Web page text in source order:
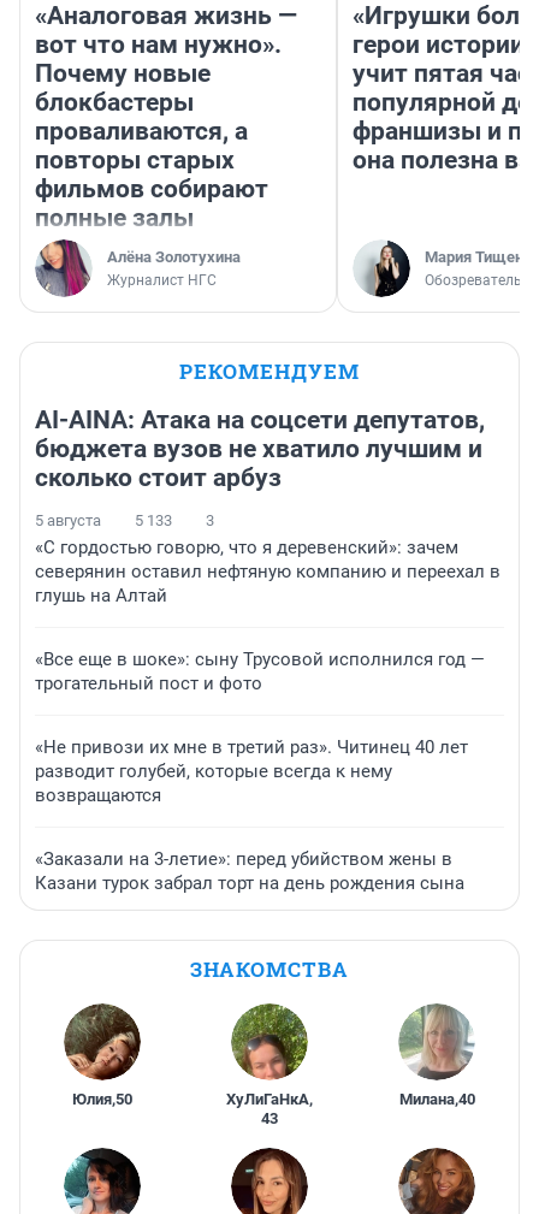
«Аналоговая жизнь —
вот что нам нужно».
Почему новые
блокбастеры
проваливаются, а
повторы старых
фильмов собирают
полные залы
Алёна Золотухина
Журналист НГС
«Игрушки
герои
учит пятая
популярной
франшизы и
она полезна
Мария Тищенко
Обозреватель
РЕКОМЕНДУЕМ
AI-AINA: Атака на соцсети депутатов,
бюджета вузов не хватило лучшим и
сколько стоит арбуз
5 августа 5 133 3
«С гордостью говорю, что я деревенский»: зачем
северянин оставил нефтяную компанию и переехал в
глушь на Алтай
«Все еще в шоке»: сыну Трусовой исполнился год —
трогательный пост и фото
«Не привози их мне в третий раз». Читинец 40 лет
разводит голубей, которые всегда к нему
возвращаются
«Заказали на 3-летие»: перед убийством жены в
Казани турок забрал торт на день рождения сына
ЗНАКОМСТВА
Юлия,50 ХуЛиГаНкА,
43
Милана,40